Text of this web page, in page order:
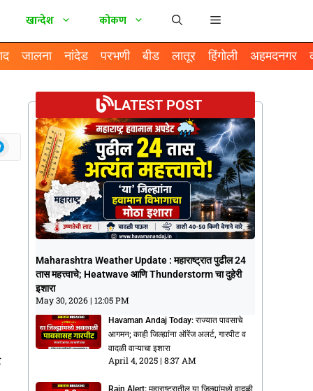
खान्देश कोकण
जालना नांदेड परभणी बीड लातूर हिंगोली अहमदनगर
LATEST POST
Maharashtra Weather Update : महाराष्ट्रात पुढील 24
तास महत्त्वाचे; Heatwave आणि Thunderstorm चा दुहेरी
इशारा
May 30, 2026 12:05 PM
महाराष्ट्रात पुढील 24 तास महत्त्वाचे; Heatwave
आणि Thunderstorm चा दुहेरी इशारा
Havaman Andaj Today: राज्यात पावसाचे
आगमन; काही जिल्ह्यांना ऑरेंज अलर्ट, गारपीट व
वादळी वाऱ्याचा इशारा
April 4, 2025 8:37 AM
Rain Alert: महाराष्ट्रातील या जिल्ह्यांमध्ये वादळी